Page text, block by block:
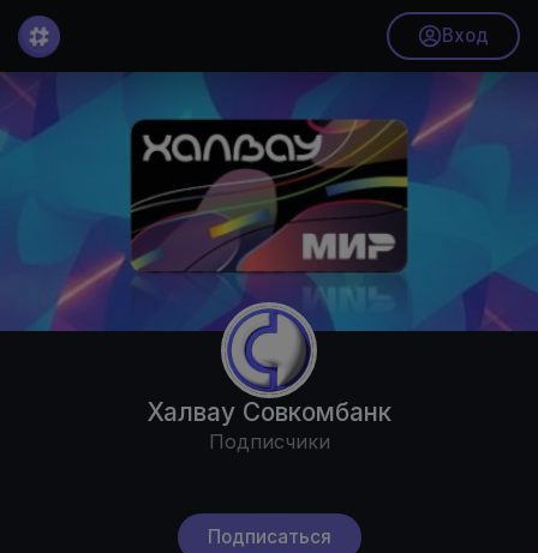
Вход
Халвау Совкомбанк
Подписчики
Подписаться